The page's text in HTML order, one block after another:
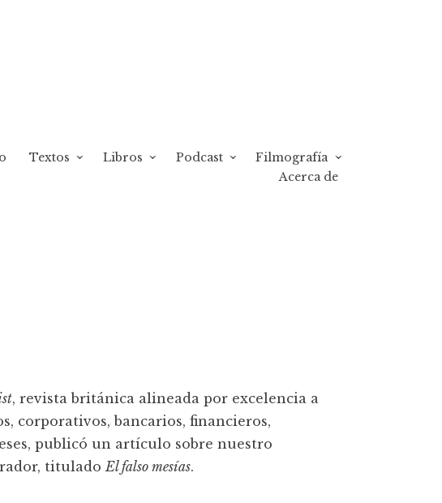
Textos Libros Podcast
Filmografía
Acerca de
, revista británica alineada por excelencia a
corporativos, bancarios, financieros,
publicó un artículo sobre nuestro
tituladoEl falso mesías.